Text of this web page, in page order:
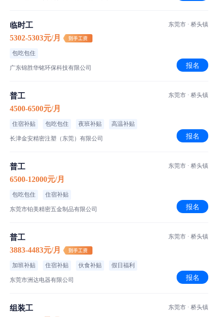
临时工
5302-5303元/月
包吃包住
广东锦胜华铭环保科技有限公司
东莞市 · 桥头镇
报名
普工
4500-6500元/月
住宿补贴 包吃包住 夜班补贴 高温补贴
长津金安精密注塑（东莞）有限公司
东莞市 · 桥头镇
报名
普工
6500-12000元/月
包吃包住 住宿补贴
东莞市铂美精密五金制品有限公司
东莞市 · 桥头镇
报名
普工
3883-4483元/月
加班补贴 住宿补贴 伙食补贴 假日福利
东莞市洲达电器有限公司
东莞市 · 桥头镇
报名
组装工
东莞市 · 桥头镇